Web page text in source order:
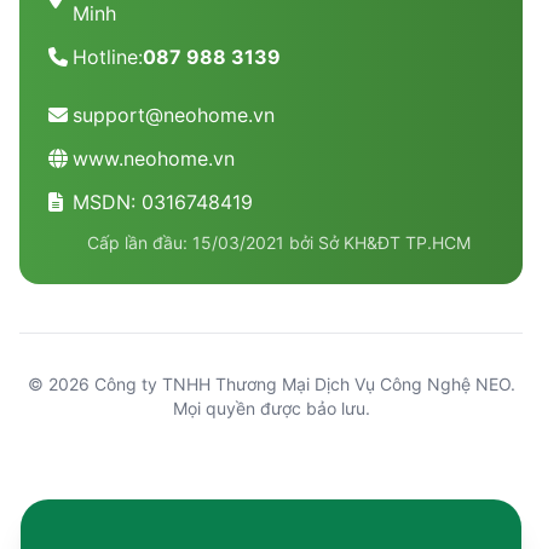
Minh
Hotline:087 988 3139
support@neohome.vn
www.neohome.vn
MSDN: 0316748419
Cấp lần đầu: 15/03/2021 bởi Sở KH&ĐT TP.HCM
© 2026 Công ty TNHH Thương Mại Dịch Vụ Công Nghệ NEO.
Mọi quyền được bảo lưu.